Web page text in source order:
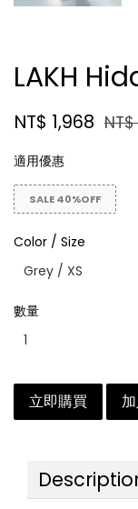
LAKH
NT$ 1,968
適用優惠
SALE 40%OFF
Color / Size
數量
立即購買